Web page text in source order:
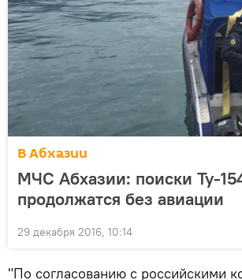
В Абхазии
МЧС Абхазии: поиски Ту-
продолжатся без авиации
29 декабря 2016, 10:14
"По согласованию с российскими